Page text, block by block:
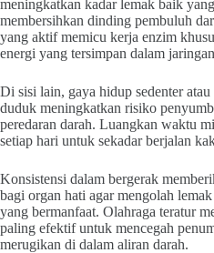
meningkatkan kadar lemak baik
membersihkan dinding pembuluh
yang aktif memicu kerja enzim
energi yang tersimpan dalam
Di sisi lain, gaya hidup sedenter
duduk meningkatkan risiko
peredaran darah. Luangkan waktu
setiap hari untuk sekadar berjalan
Konsistensi dalam bergerak
bagi organ hati agar mengolah
yang bermanfaat. Olahraga teratur
paling efektif untuk mencegah
merugikan di dalam aliran darah.